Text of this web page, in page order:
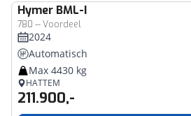
Hymer BML-I
780 -- Voordeel
2024
Automatisch
Max 4430 kg
HATTEM
211.900,-